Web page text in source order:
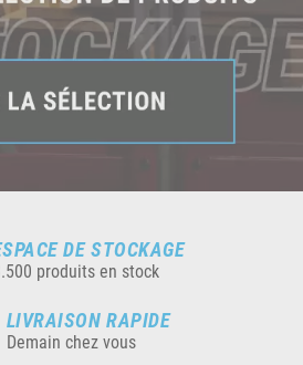
DE STOCKAGE
produits en stock
LIVRAISON RAPIDE
Demain chez vous